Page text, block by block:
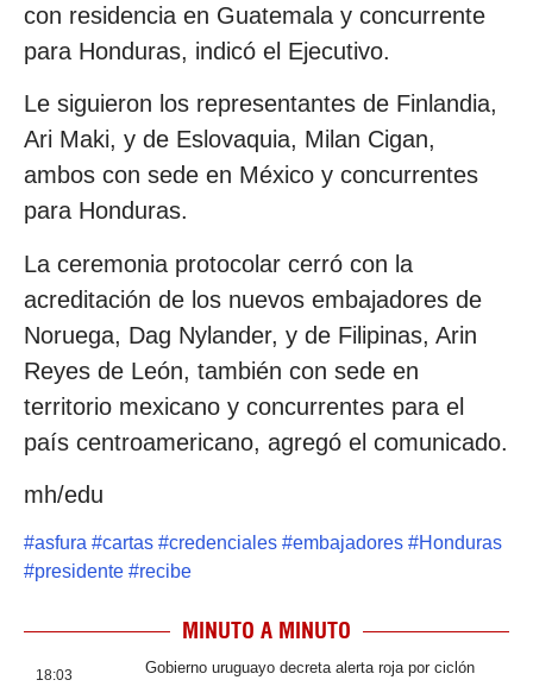
con residencia en Guatemala y concurrente
para Honduras, indicó el Ejecutivo.
Le siguieron los representantes de Finlandia,
Ari Maki, y de Eslovaquia, Milan Cigan,
ambos con sede en México y concurrentes
para Honduras.
La ceremonia protocolar cerró con la
acreditación de los nuevos embajadores de
Noruega, Dag Nylander, y de Filipinas, Arin
Reyes de León, también con sede en
territorio mexicano y concurrentes para el
país centroamericano, agregó el comunicado.
mh/edu
#asfura #cartas #credenciales #embajadores #Honduras
#presidente #recibe
MINUTO A MINUTO
18:03 Gobierno uruguayo decreta alerta roja por ciclón